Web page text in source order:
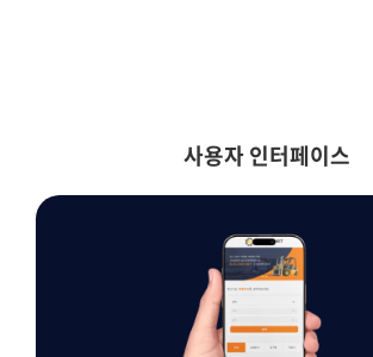
사용자 인터페이스